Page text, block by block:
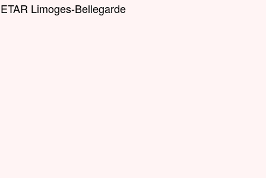
Limoges-Bellegarde